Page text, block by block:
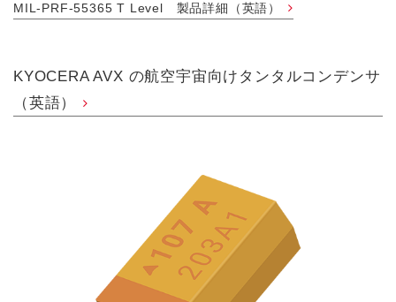
MIL-PRF-55365 T Level 製品詳細（英語）
KYOCERA AVX の航空宇宙向けタンタルコンデンサ
（英語）